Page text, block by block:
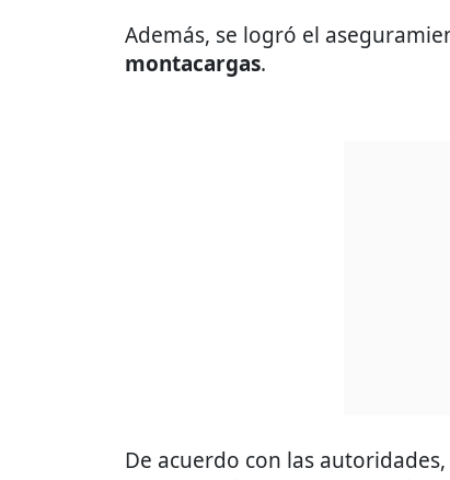
Además, se logró el
montacargas.
De acuerdo con las